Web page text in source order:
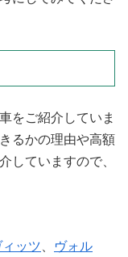
をご紹介していま
るかの理由や高額
していますので、
ィッツ
ヴォル